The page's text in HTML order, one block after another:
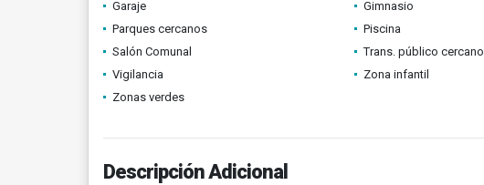
Garaje
Gimnasio
Parques cercanos
Piscina
Salón Comunal
Trans. público cercano
Vigilancia
Zona infantil
Zonas verdes
Descripción Adicional